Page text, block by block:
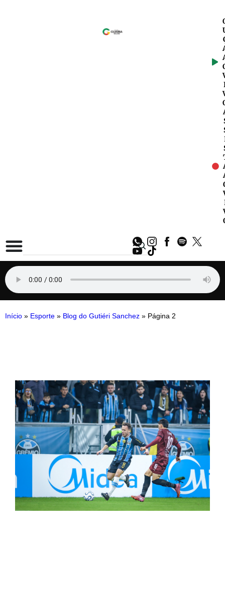
Início » Esporte » Blog do Gutiéri Sanchez » Página 2